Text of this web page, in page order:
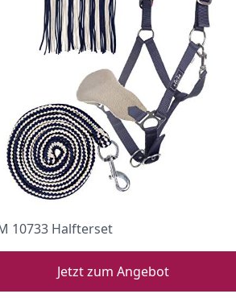
10733 Halfterset
Jetzt zum Angebot